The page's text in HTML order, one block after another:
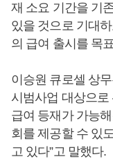
재 소요 기간을 기
있을 것으로 기대
의 급여 출시를 목
이승원 큐로셀 상
시범사업 대상으
급여 등재가 가능해
회를 제공할 수 있
고 있다”고 말했다.